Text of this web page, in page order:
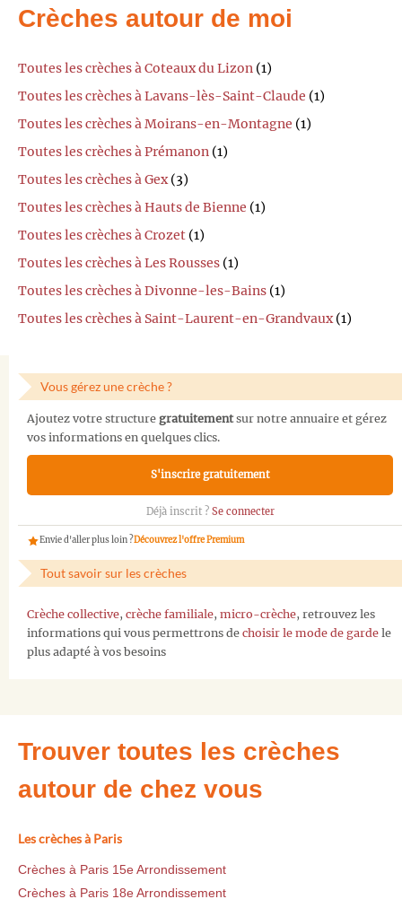
Crèches autour de moi
Toutes les crèches à Coteaux du Lizon (1)
Toutes les crèches à Lavans-lès-Saint-Claude (1)
Toutes les crèches à Moirans-en-Montagne (1)
Toutes les crèches à Prémanon (1)
Toutes les crèches à Gex(3)
Toutes les crèches à Hauts de Bienne (1)
Toutes les crèches à Crozet (1)
Toutes les crèches à Les Rousses (1)
Toutes les crèches à Divonne-les-Bains (1)
Toutes les crèches à Saint-Laurent-en-Grandvaux(1)
Vous gérez une crèche ?
Ajoutez votre structure gratuitementsur notre annuaire et gérez
vos informations en quelques clics.
S'inscrire gratuitement
Déjà inscrit ? Se connecter
Envie d'aller plus loin ?Découvrez l'offre Premium
Tout savoir sur les crèches
Crèche collective, crèche familiale, micro-crèche, retrouvez les
informations qui vous permettrons de choisir le mode de garde le
plus adapté à vos besoins
Trouver toutes les crèches
autour de chez vous
Les crèches à Paris
Crèches à Paris 15e Arrondissement
Crèches à Paris 18e Arrondissement